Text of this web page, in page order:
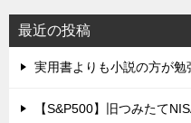
最近の投稿
実用書よりも小説の方が
【S&P500】旧つみたて